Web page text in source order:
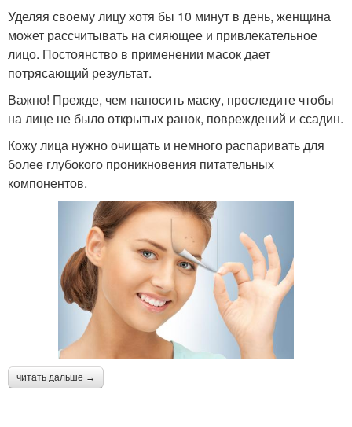
Уделяя своему лицу хотя бы 10 минут в день, женщина
может рассчитывать на сияющее и привлекательное
лицо. Постоянство в применении масок дает
потрясающий результат.
Важно! Прежде, чем наносить маску, проследите чтобы
на лице не было открытых ранок, повреждений и ссадин.
Кожу лица нужно очищать и немного распаривать для
более глубокого проникновения питательных
компонентов.
читать дальше →